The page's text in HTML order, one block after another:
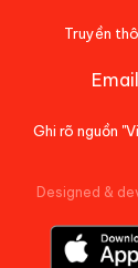
Truyền
Ghi rõ nguồn
Designed &